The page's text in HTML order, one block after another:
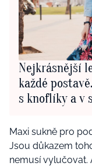
Nejkrásnější
každé
s knoflíky a v
Maxi sukně pro
Jsou důkazem
nemusí vylučovat.